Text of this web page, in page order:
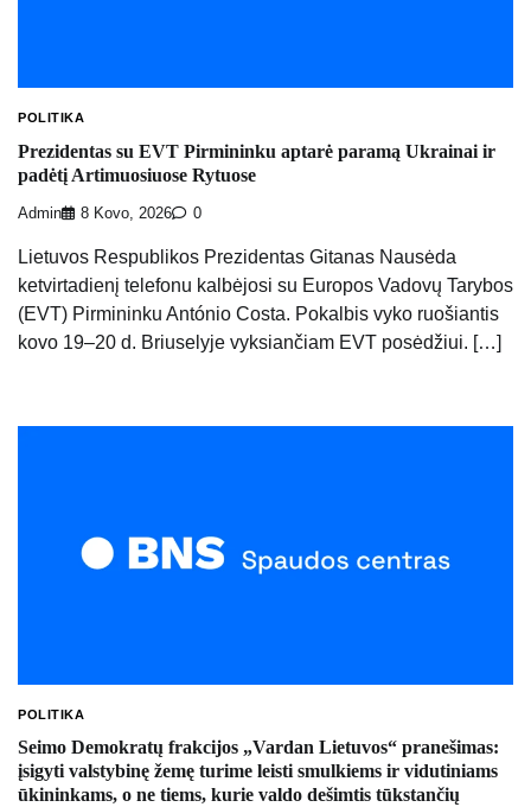
POLITIKA
Prezidentas su EVT Pirmininku aptarė paramą Ukrainai ir
padėtį Artimuosiuose Rytuose
Admin 8 Kovo, 2026 0
Lietuvos Respublikos Prezidentas Gitanas Nausėda
ketvirtadienį telefonu kalbėjosi su Europos Vadovų Tarybos
(EVT) Pirmininku António Costa. Pokalbis vyko ruošiantis
kovo 19–20 d. Briuselyje vyksiančiam EVT posėdžiui. […]
POLITIKA
Seimo Demokratų frakcijos „Vardan Lietuvos“ pranešimas:
įsigyti valstybinę žemę turime leisti smulkiems ir vidutiniams
ūkininkams, o ne tiems, kurie valdo dešimtis tūkstančių